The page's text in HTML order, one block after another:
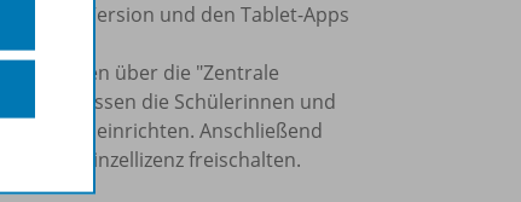
Online-Version und den Tablet-Apps
über die "Zentrale
So müssen die Schülerinnen und
Gruppe einrichten. Anschließend
BiBox-Einzellizenz freischalten.